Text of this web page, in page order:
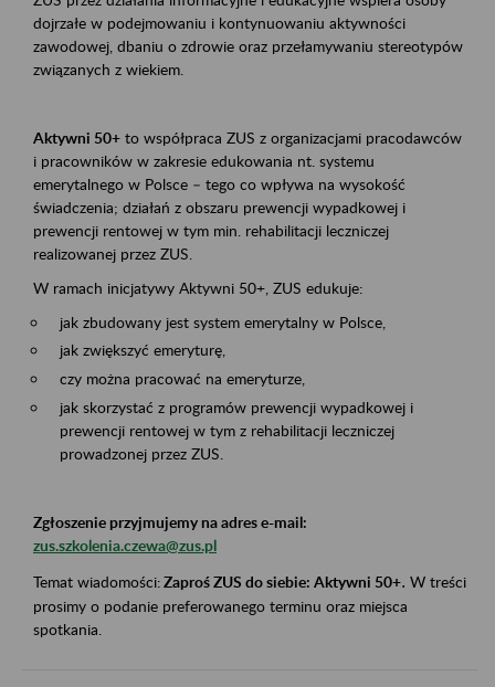
dojrzałe w podejmowaniu i kontynuowaniu aktywności
zawodowej, dbaniu o zdrowie oraz przełamywaniu stereotypów
związanych z wiekiem.
Aktywni 50+ to współpraca ZUS z organizacjami pracodawców
i pracowników w zakresie edukowania nt. systemu
emerytalnego w Polsce – tego co wpływa na wysokość
świadczenia; działań z obszaru prewencji wypadkowej i
prewencji rentowej w tym min. rehabilitacji leczniczej
realizowanej przez ZUS.
W ramach inicjatywy Aktywni 50+, ZUS edukuje:
jak zbudowany jest system emerytalny w Polsce,
jak zwiększyć emeryturę,
czy można pracować na emeryturze,
jak skorzystać z programów prewencji wypadkowej i
prewencji rentowej w tym z rehabilitacji leczniczej
prowadzonej przez ZUS.
Zgłoszenie przyjmujemy na adres e-mail:
zus.szkolenia.czewa@zus.pl
Temat wiadomości:Zaproś ZUS do siebie: Aktywni 50+. W treści
prosimy o podanie preferowanego terminu oraz miejsca
spotkania.